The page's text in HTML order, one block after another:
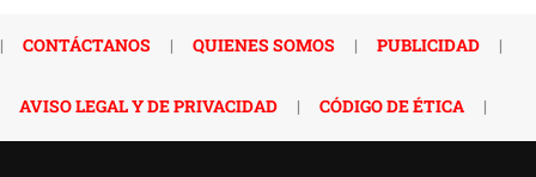
| CONTÁCTANOS | QUIENES SOMOS | PUBLICIDAD |
AVISO LEGAL Y DE PRIVACIDAD | CÓDIGO DE ÉTICA |